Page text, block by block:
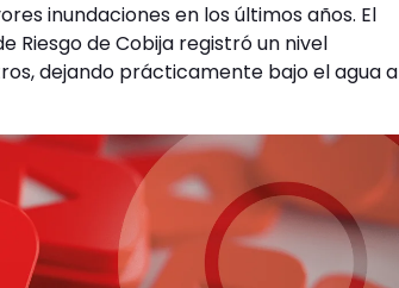
inundaciones en los últimos años. El
Riesgo de Cobija registró un nivel
dejando prácticamente bajo el agua a